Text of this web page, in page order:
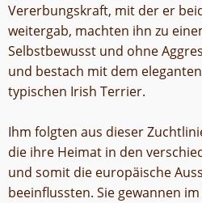
Vererbungskraft, mit der er
weitergab, machten ihn zu
Selbstbewusst und ohne
und bestach mit dem
typischen Irish Terrier.
Ihm folgten aus dieser
die ihre Heimat in den
und somit die europäische
beeinflussten. Sie gewannen